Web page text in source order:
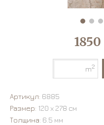
1850
m2
Артикул: 6885
Размер: 120 х 278 см
Толщина: 6.5 мм